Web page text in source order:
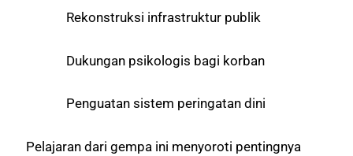
Rekonstruksi infrastruktur publik
Dukungan psikologis bagi korban
Penguatan sistem peringatan dini
Pelajaran dari gempa ini menyoroti pentingnya